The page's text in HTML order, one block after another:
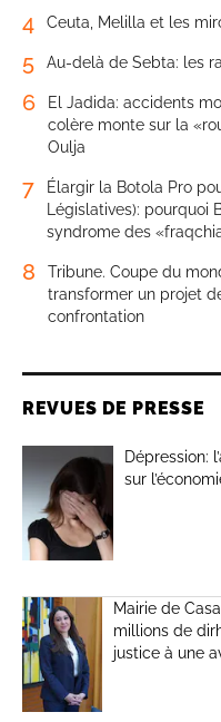
4 Ceuta, Melilla et les
5 Au-delà de Sebta: les
6
El Jadida: accidents
colère monte sur la
Oulja
7
Élargir la Botola Pro
Législatives):
syndrome des
8
Tribune. Coupe du
transformer un projet
confrontation
REVUES DE PRESSE
Dépression:
sur
Mairie de
millions de
justice à une